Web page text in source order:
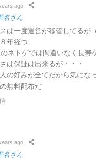
ago
名さん
は一度運営が移管してるが
年経つ
ネトゲでは間違いなく長寿
は保証は出来るが・・・
の好みが全てだから気にな
無料配布だ
ago
名さん